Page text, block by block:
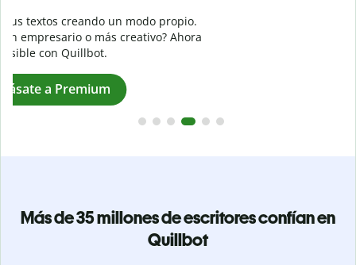
Garantiza textos totalmente originales con el detector de
plagio. Analiza tu trabajo en segundos e identifica citas
omitidas en cualquier idioma.
Más de 35 millones de escritores confían en
Quillbot